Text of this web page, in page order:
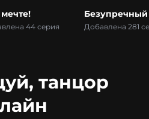
44 серия Добавлена 281
танцор